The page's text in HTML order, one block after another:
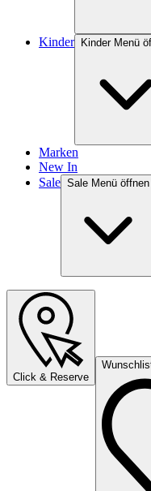
Kinder Kinder Menü
Marken
New In
Sale Sale Menü öffnen
Click & Reserve